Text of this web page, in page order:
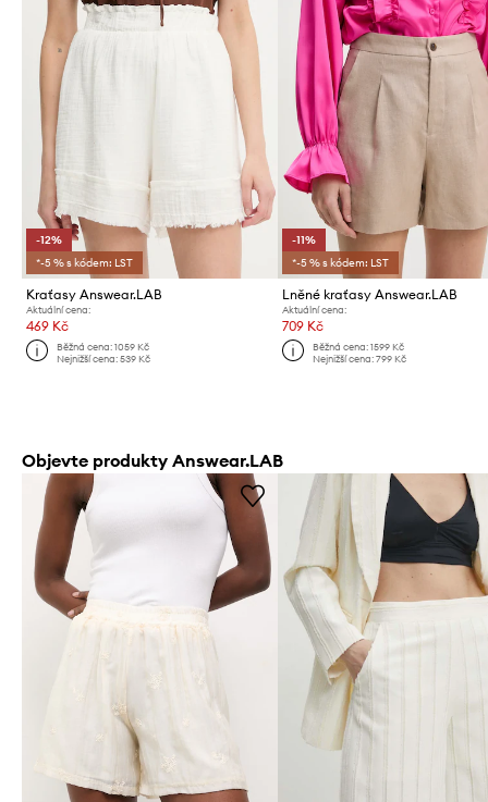
-12%
*-5 % s kódem: LST
Kraťasy Answear.LAB
Aktuální cena:
469 Kč
Běžná cena:1059 Kč
Nejnižší cena:539 Kč
-11%
*-5 % s kódem: LST
Lněné kraťasy Answear.LAB
Aktuální cena:
709 Kč
Běžná cena: 1599 Kč
Nejnižší cena: 799 Kč
Objevte produkty Answear.LAB